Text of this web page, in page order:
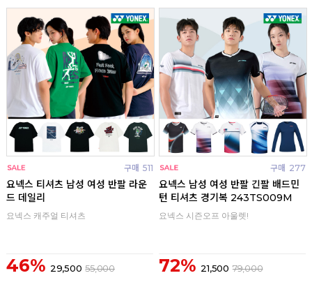
구매 511
요넥스 티셔츠 남성 여성 반팔 라운
드 데일리
요넥스 캐주얼 티셔츠
46% 29,500 55,000
구매 277
요넥스 남성 여성 반팔 긴팔 배드민
턴 티셔츠 경기복 243TS009M
요넥스 시즌오프 아울렛!
72% 21,500 79,000